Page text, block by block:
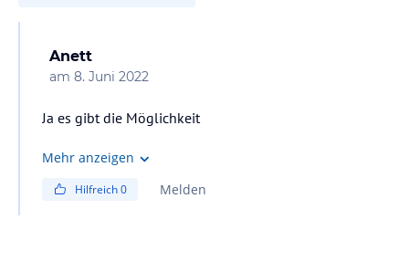
Anett
am 8. Juni 2022
Ja es gibt die Möglichkeit
Mehr anzeigen
Hilfreich0 Melden